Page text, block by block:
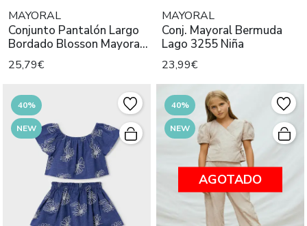
MAYORAL
Conjunto Pantalón Largo
Bordado Blosson Mayoral
Ni
25,79€
MAYORAL
Conj. Mayoral Bermuda
Lago 3255 Niña
23,99€
40%
NEW
40%
NEW
AGOTADO